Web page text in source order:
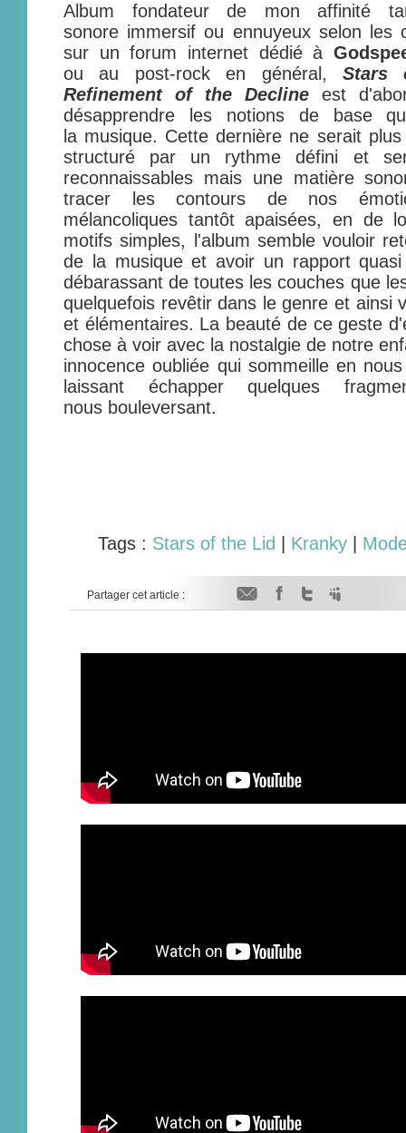
Album fondateur de mon affinité
sonore immersif ou ennuyeux selon les
sur un forum internet dédié à
ou au post-rock en général, Stars
Refinement of the Declineest
désapprendre les notions de base
la musique. Cette dernière ne serait
structuré par un rythme défini et
reconnaissables mais une matière
tracer les contours de nos
mélancoliques tantôt apaisées, en de
motifs simples, l'album semble vouloir
de la musique et avoir un rapport
débarassant de toutes les couches que
quelquefois revêtir dans le genre et ainsi
et élémentaires. La beauté de ce geste
chose à voir avec la nostalgie de notre
innocence oubliée qui sommeille en
laissant échapper quelques
nous bouleversant.
Tags : Stars of the Lid Kranky
Partager cet article :